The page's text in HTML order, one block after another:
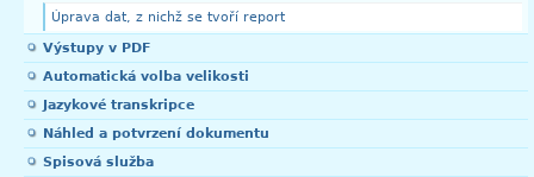
Úprava dat, z nichž se tvoří report
Výstupy v PDF
Automatická volba velikosti
Jazykové transkripce
Náhled a potvrzení dokumentu
Spisová služba